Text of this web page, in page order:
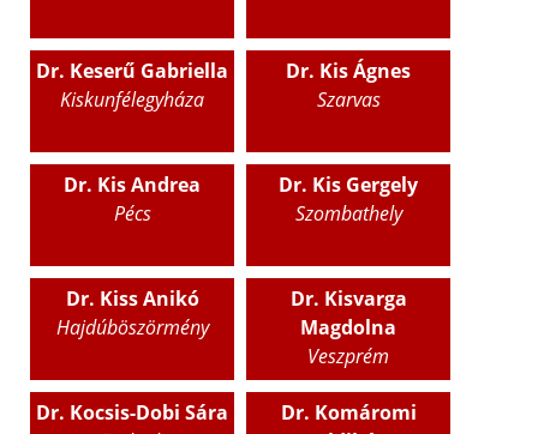
Dr. Keserű Gabriella
Kiskunfélegyháza
Dr. Kis Ágnes
Szarvas
Dr. Kis Andrea
Pécs
Dr. Kis Gergely
Szombathely
Dr. Kiss Anikó
Hajdúböszörmény
Dr. Kisvarga
Magdolna
Veszprém
Dr. Kocsis-Dobi Sára
Dr. Komáromi